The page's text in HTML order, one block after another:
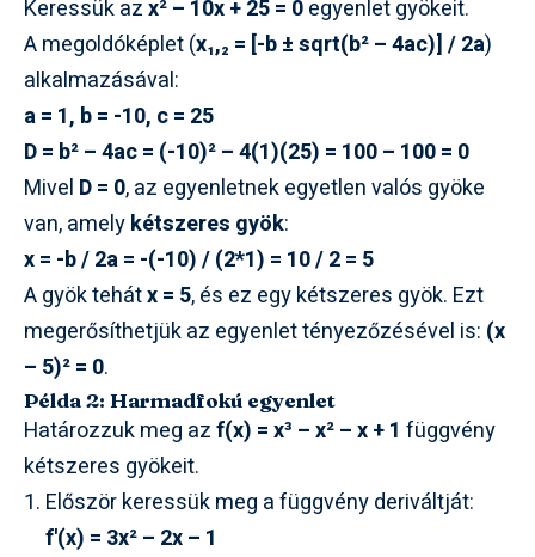
Keressük azx² – 10x + 25 = 0egyenlet gyökeit.
A megoldóképlet (x₁,₂ = [-b ± sqrt(b² – 4ac)] / 2a)
alkalmazásával:
a = 1, b = -10, c = 25
D = b² – 4ac = (-10)² – 4(1)(25) = 100 – 100 = 0
Mivel D = 0, az egyenletnek egyetlen valós gyöke
van, amelykétszeres gyök:
x = -b / 2a = -(-10) / (2*1) = 10 / 2 = 5
A gyök tehátx = 5, és ez egy kétszeres gyök. Ezt
megerősíthetjük az egyenlet tényezőzésével is: (x
– 5)² = 0.
Példa 2: Harmadfokú egyenlet
Határozzuk meg azf(x) = x³ – x² – x + 1 függvény
kétszeres gyökeit.
Először keressük meg a függvény deriváltját:
f'(x) = 3x² – 2x – 1